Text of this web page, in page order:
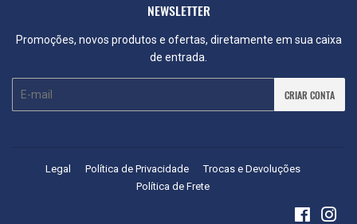
NEWSLETTER
Promoções, novos produtos e ofertas, diretamente em sua caixa
de entrada.
E-
CRIAR CONTA
Legal Política de Privacidade
Trocas e Devoluções
Política de Frete